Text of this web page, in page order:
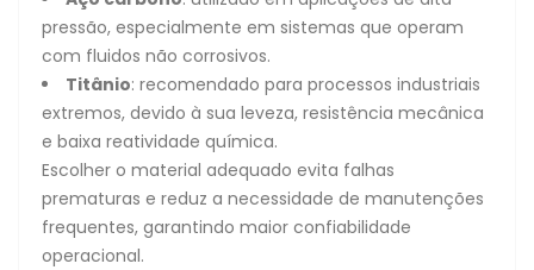
pressão, especialmente em sistemas que operam
com fluidos não corrosivos.
Titânio: recomendado para processos industriais
extremos, devido à sua leveza, resistência mecânica
e baixa reatividade química.
Escolher o material adequado evita falhas
prematuras e reduz a necessidade de manutenções
frequentes, garantindo maior confiabilidade
operacional.